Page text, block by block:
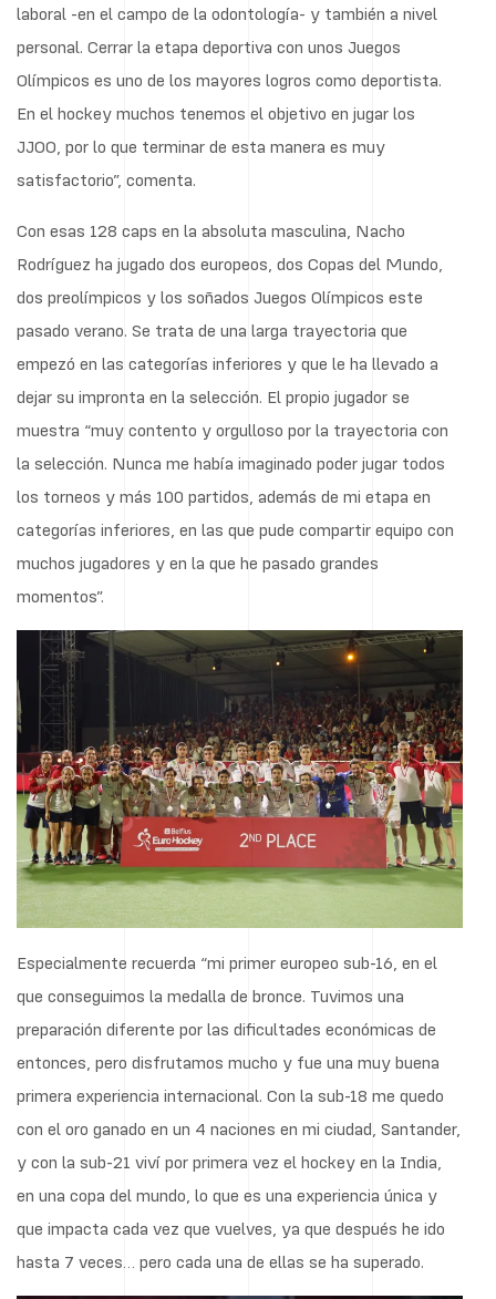
laboral -en el campo de la odontología- y también a nivel
personal. Cerrar la etapa deportiva con unos Juegos
Olímpicos es uno de los mayores logros como deportista.
En el hockey muchos tenemos el objetivo en jugar los
JJOO, por lo que terminar de esta manera es muy
satisfactorio”, comenta.
Con esas 128 caps en la absoluta masculina, Nacho
Rodríguez ha jugado dos europeos, dos Copas del Mundo,
dos preolímpicos y los soñados Juegos Olímpicos este
pasado verano. Se trata de una larga trayectoria que
empezó en las categorías inferiores y que le ha llevado a
dejar su impronta en la selección. El propio jugador se
muestra “muy contento y orgulloso por la trayectoria con
la selección. Nunca me había imaginado poder jugar todos
los torneos y más 100 partidos, además de mi etapa en
categorías inferiores, en las que pude compartir equipo con
muchos jugadores y en la que he pasado grandes
momentos”.
Especialmente recuerda “mi primer europeo sub-16, en el
que conseguimos la medalla de bronce. Tuvimos una
preparación diferente por las dificultades económicas de
entonces, pero disfrutamos mucho y fue una muy buena
primera experiencia internacional. Con la sub-18 me quedo
con el oro ganado en un 4 naciones en mi ciudad, Santander,
y con la sub-21 viví por primera vez el hockey en la India,
en una copa del mundo, lo que es una experiencia única y
que impacta cada vez que vuelves, ya que después he ido
hasta 7 veces… pero cada una de ellas se ha superado.